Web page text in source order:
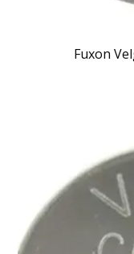
Fuxon